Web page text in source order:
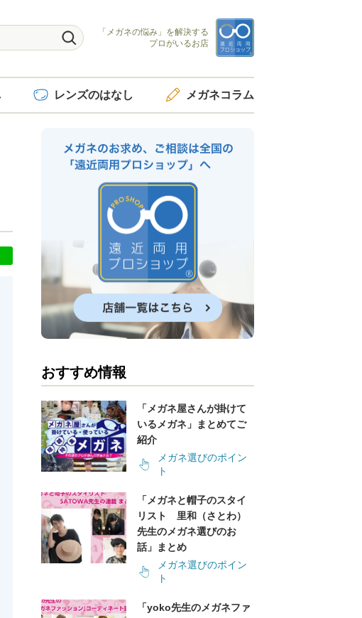
「メガネの悩み」を解決する
プロがいるお店
レンズのはなし メガネコラム
おすすめ情報
「メガネ屋さんが掛けて
いるメガネ」まとめてご
紹介
メガネ選びのポイン
ト
「メガネと帽子のスタイ
リスト 里和（さとわ）
先生のメガネ選びのお
話」まとめ
メガネ選びのポイン
ト
「yoko先生のメガネファ